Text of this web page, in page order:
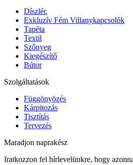
Díszléc
Exkluzív Fém Villanykapcsolók
Tapéta
Textil
Szőnyeg
Kiegészítő
Bútor
Szolgáltatások
Függönyözés
Kárpitozás
Tisztítás
Tervezés
Maradjon naprakész
Iratkozzon fel hírlevelünkre, hogy